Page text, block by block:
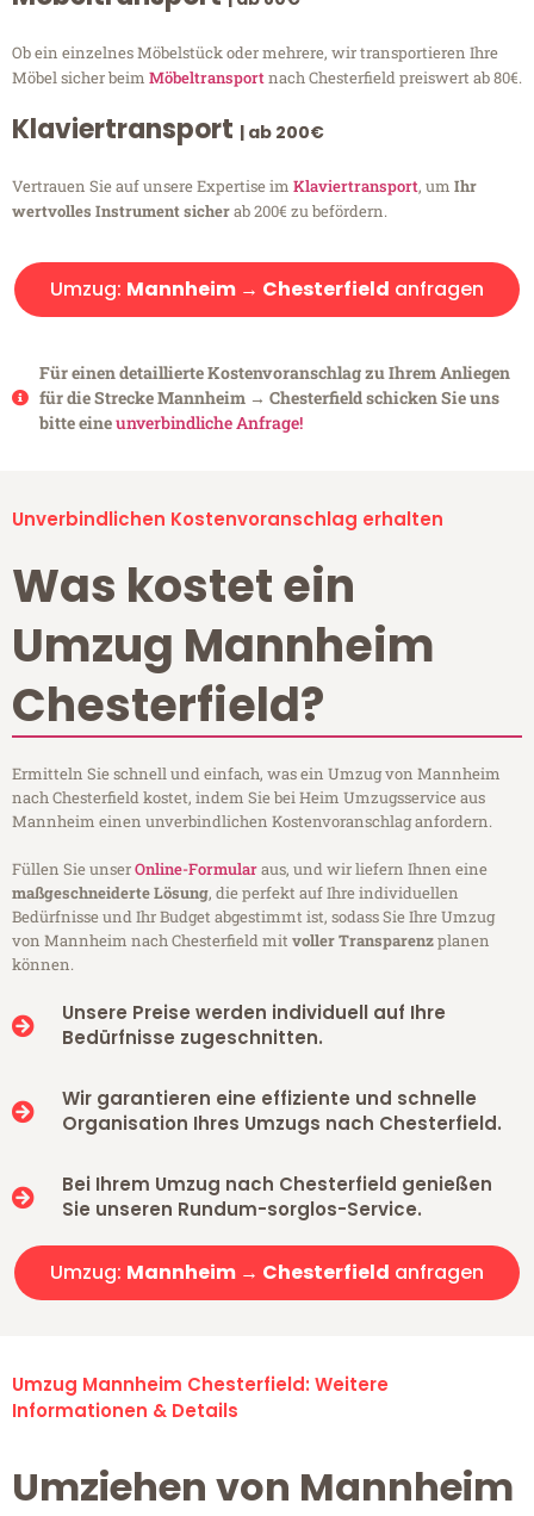
Ob ein einzelnes Möbelstück oder mehrere, wir transportieren Ihre
Möbel sicher beim Möbeltransportnach Chesterfield preiswert ab 80€.
Klaviertransport | ab 200€
Vertrauen Sie auf unsere Expertise im Klaviertransport, um Ihr
wertvolles Instrument sicherab 200€ zu befördern.
Umzug: Mannheim → Chesterfield anfragen
Für einen detaillierte Kostenvoranschlag zu Ihrem Anliegen
für die Strecke Mannheim → Chesterfield schicken Sie uns
bitte eineunverbindliche Anfrage!
Unverbindlichen Kostenvoranschlag erhalten
Was kostet ein
Umzug Mannheim
Chesterfield?
Ermitteln Sie schnell und einfach, was ein Umzug von Mannheim
nach Chesterfield kostet, indem Sie bei Heim Umzugsservice aus
Mannheim einen unverbindlichen Kostenvoranschlag anfordern.
Füllen Sie unserOnline-Formularaus, und wir liefern Ihnen eine
maßgeschneiderte Lösung, die perfekt auf Ihre individuellen
Bedürfnisse und Ihr Budget abgestimmt ist, sodass Sie Ihre Umzug
von Mannheim nach Chesterfield mitvoller Transparenzplanen
können.
Unsere Preise werden individuell auf Ihre
Bedürfnisse zugeschnitten.
Wir garantieren eine effiziente und schnelle
Organisation Ihres Umzugs nach Chesterfield.
Bei Ihrem Umzug nach Chesterfield genießen
Sie unseren Rundum-sorglos-Service.
Umzug: Mannheim → Chesterfield anfragen
Umzug Mannheim Chesterfield: Weitere
Informationen & Details
Umziehen von Mannheim